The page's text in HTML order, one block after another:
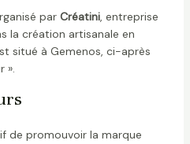
par Créatini, entreprise
la création artisanale en
situé à Gemenos, ci-après
».
de promouvoir la marque